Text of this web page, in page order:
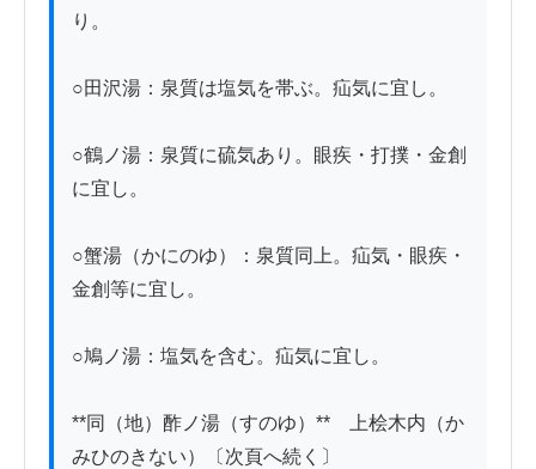
り。
○田沢湯：泉質は塩気を帯ぶ。疝気に宜し。
○鶴ノ湯：泉質に硫気あり。眼疾・打撲・金創
に宜し。
○蟹湯（かにのゆ）：泉質同上。疝気・眼疾・
金創等に宜し。
○鳩ノ湯：塩気を含む。疝気に宜し。
**同（地）酢ノ湯（すのゆ）**　上桧木内（か
みひのきない）〔次頁へ続く〕